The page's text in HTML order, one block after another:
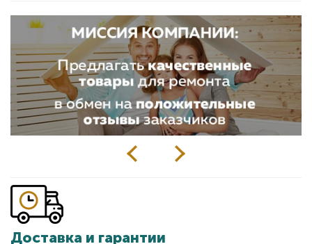
Доставка и гарантии